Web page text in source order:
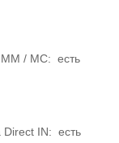
/ MC: есть
Direct IN: есть